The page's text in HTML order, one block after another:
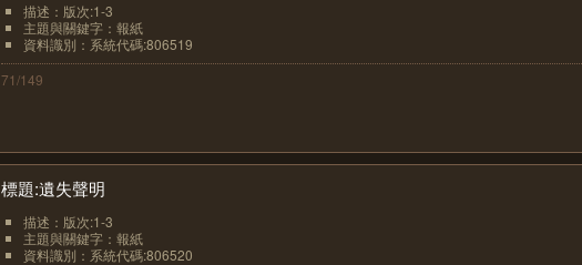
描述：版次:1-3
主題與關鍵字：報紙
資料識別：系統代碼:806519
71/149
標題:遺失聲明
描述：版次:1-3
主題與關鍵字：報紙
資料識別：系統代碼:806520